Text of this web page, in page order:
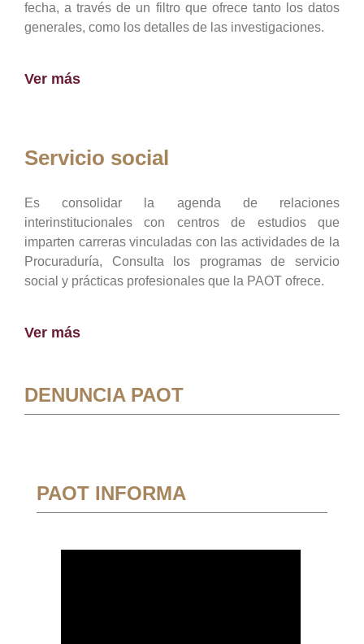
fecha, a través de un filtro que ofrece tanto los datos
generales, como los detalles de las investigaciones.
Ver más
Servicio social
Es consolidar la agenda de relaciones
interinstitucionales con centros de estudios que
imparten carreras vinculadas con las actividades de la
Procuraduría, Consulta los programas de servicio
social y prácticas profesionales que la PAOT ofrece.
Ver más
DENUNCIA PAOT
PAOT INFORMA